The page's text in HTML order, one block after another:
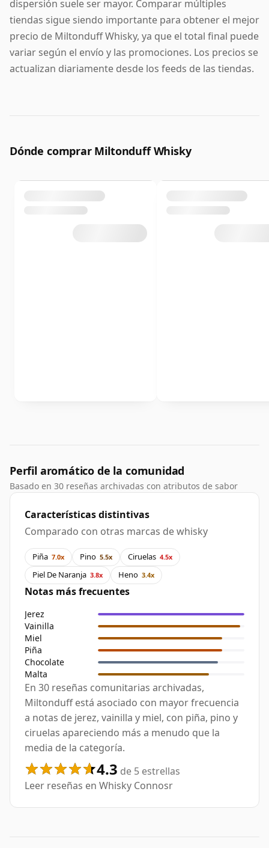
dispersión suele ser mayor. Comparar múltiples
tiendas sigue siendo importante para obtener el mejor
precio de Miltonduff Whisky, ya que el total final puede
variar según el envío y las promociones. Los precios se
actualizan diariamente desde los feeds de las tiendas.
Dónde comprar Miltonduff Whisky
Perfil aromático de la comunidad
Basado en 30 reseñas archivadas con atributos de sabor
Características distintivas
Comparado con otras marcas de whisky
Piña 7.0x Pino 5.5x Ciruelas 4.5x
Piel De Naranja 3.8x Heno 3.4x
Notas más frecuentes
Jerez
Vainilla
Miel
Piña
Chocolate
Malta
En 30 reseñas comunitarias archivadas,
Miltonduff está asociado con mayor frecuencia
a notas de jerez, vainilla y miel, con piña, pino y
ciruelas apareciendo más a menudo que la
media de la categoría.
4.3 de 5 estrellas
Leer reseñas en Whisky Connosr